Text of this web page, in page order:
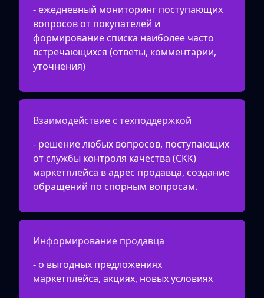
- ежедневный мониторинг поступающих
вопросов от покупателей и
формирование списка наиболее часто
встречающихся (ответы, комментарии,
уточнения)
Взаимодействие с техподдержкой
- решение любых вопросов, поступающих
от службы контроля качества (СКК)
маркетплейса в адрес продавца, создание
обращений по спорным вопросам.
Информирование продавца
- о выгодных предложениях
маркетплейса, акциях, новых условиях